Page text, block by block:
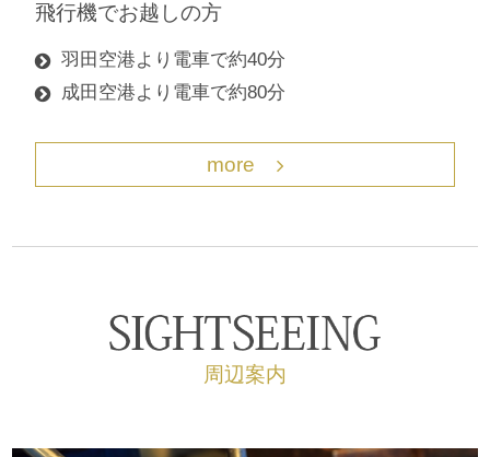
飛行機でお越しの方
羽田空港より電車で約40分
成田空港より電車で約80分
more
周辺案内